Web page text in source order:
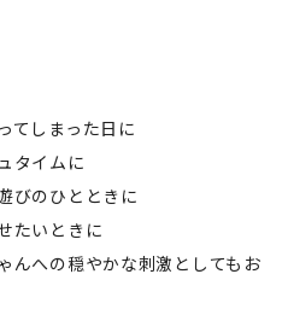
てしまった日に
タイムに
びのひとときに
たいときに
んへの穏やかな刺激としてもお